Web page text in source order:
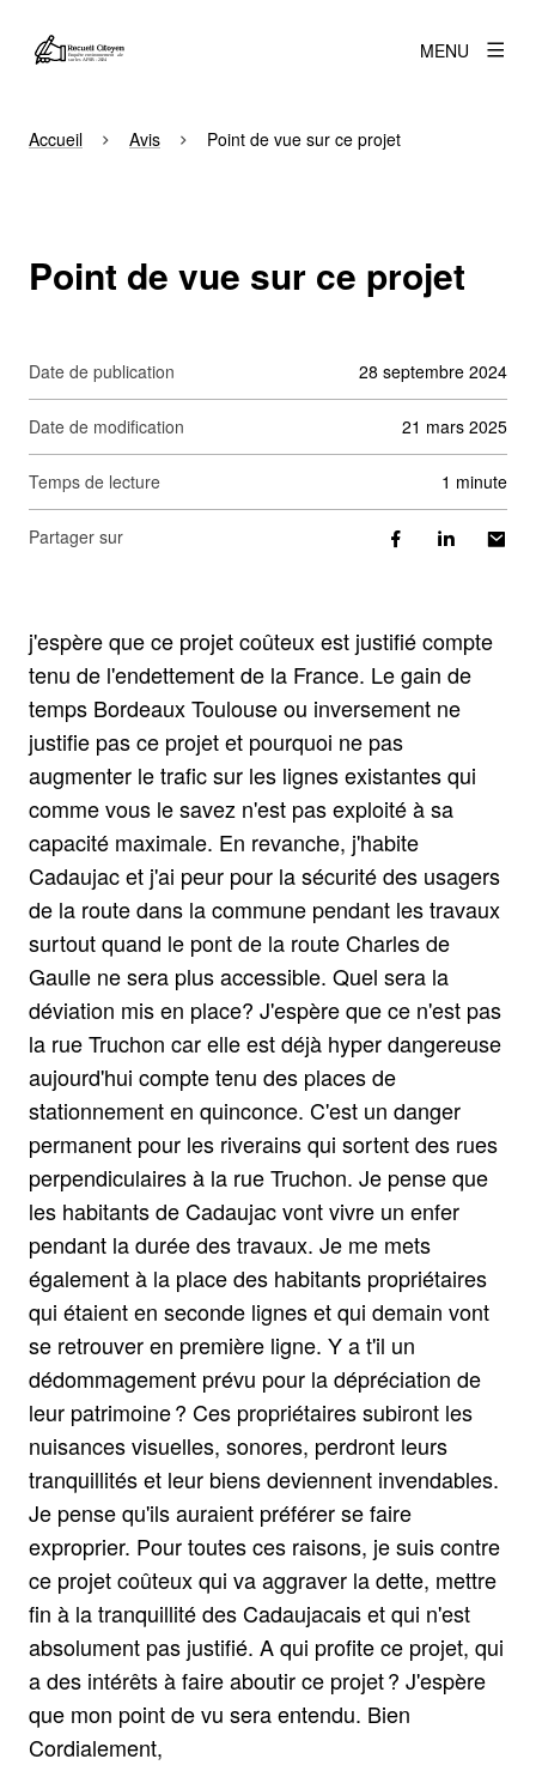
MENU
Accueil Avis Point de vue sur ce projet
Point de vue sur ce projet
Date de publication 28 septembre 2024
Date de modification 21 mars 2025
Temps de lecture 1 minute
Partager sur
j'espère que ce projet coûteux est justifié compte
tenu de l'endettement de la France. Le gain de
temps Bordeaux Toulouse ou inversement ne
justifie pas ce projet et pourquoi ne pas
augmenter le trafic sur les lignes existantes qui
comme vous le savez n'est pas exploité à sa
capacité maximale. En revanche, j'habite
Cadaujac et j'ai peur pour la sécurité des usagers
de la route dans la commune pendant les travaux
surtout quand le pont de la route Charles de
Gaulle ne sera plus accessible. Quel sera la
déviation mis en place? J'espère que ce n'est pas
la rue Truchon car elle est déjà hyper dangereuse
aujourd'hui compte tenu des places de
stationnement en quinconce. C'est un danger
permanent pour les riverains qui sortent des rues
perpendiculaires à la rue Truchon. Je pense que
les habitants de Cadaujac vont vivre un enfer
pendant la durée des travaux. Je me mets
également à la place des habitants propriétaires
qui étaient en seconde lignes et qui demain vont
se retrouver en première ligne. Y a t'il un
dédommagement prévu pour la dépréciation de
leur patrimoine ? Ces propriétaires subiront les
nuisances visuelles, sonores, perdront leurs
tranquillités et leur biens deviennent invendables.
Je pense qu'ils auraient préférer se faire
exproprier. Pour toutes ces raisons, je suis contre
ce projet coûteux qui va aggraver la dette, mettre
fin à la tranquillité des Cadaujacais et qui n'est
absolument pas justifié. A qui profite ce projet, qui
a des intérêts à faire aboutir ce projet ? J'espère
que mon point de vu sera entendu. Bien
Cordialement,